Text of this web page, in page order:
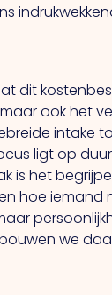
dit
ook het
intake
ligt op
is het
hoe iemand
we